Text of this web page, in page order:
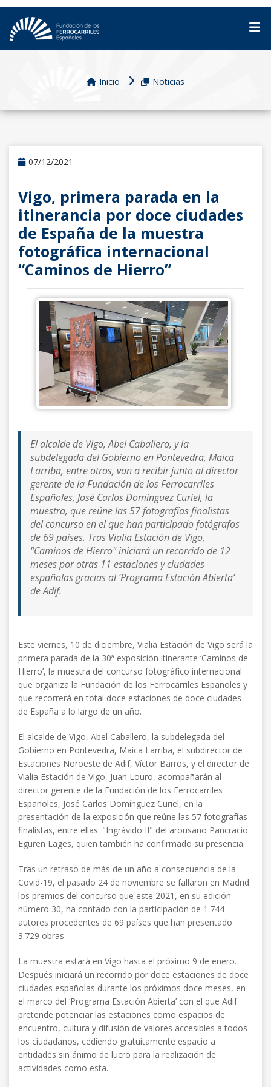
Inicio Noticias
07/12/2021
Vigo, primera parada en la
itinerancia por doce ciudades
de España de la muestra
fotográfica internacional
“Caminos de Hierro”
El alcalde de Vigo, Abel Caballero, y la
subdelegada del Gobierno en Pontevedra, Maica
Larriba, entre otros, van a recibir junto al director
gerente de la Fundación de los Ferrocarriles
Españoles, José Carlos Domínguez Curiel, la
muestra, que reúne las 57 fotografías finalistas
del concurso en el que han participado fotógrafos
de 69 países. Tras Vialia Estación de Vigo,
"Caminos de Hierro" iniciará un recorrido de 12
meses por otras 11 estaciones y ciudades
españolas gracias al ‘Programa Estación Abierta’
de Adif.
Este viernes, 10 de diciembre, Vialia Estación de Vigo será la
primera parada de la 30ª exposición itinerante ‘Caminos de
Hierro’, la muestra del concurso fotográfico internacional
que organiza la Fundación de los Ferrocarriles Españoles y
que recorrerá en total doce estaciones de doce ciudades
de España a lo largo de un año.
El alcalde de Vigo, Abel Caballero, la subdelegada del
Gobierno en Pontevedra, Maica Larriba, el subdirector de
Estaciones Noroeste de Adif, Víctor Barros, y el director de
Vialia Estación de Vigo, Juan Louro, acompañarán al
director gerente de la Fundación de los Ferrocarriles
Españoles, José Carlos Domínguez Curiel, en la
presentación de la exposición que reúne las 57 fotografías
finalistas, entre ellas: "Ingrávido II" del arousano Pancracio
Eguren Lages, quien también ha confirmado su presencia.
Tras un retraso de más de un año a consecuencia de la
Covid-19, el pasado 24 de noviembre se fallaron en Madrid
los premios del concurso que este 2021, en su edición
número 30, ha contado con la participación de 1.744
autores procedentes de 69 países que han presentado
3.729 obras.
La muestra estará en Vigo hasta el próximo 9 de enero.
Después iniciará un recorrido por doce estaciones de doce
ciudades españolas durante los próximos doce meses, en
el marco del ‘Programa Estación Abierta’ con el que Adif
pretende potenciar las estaciones como espacios de
encuentro, cultura y difusión de valores accesibles a todos
los ciudadanos, cediendo gratuitamente espacio a
entidades sin ánimo de lucro para la realización de
actividades como esta.